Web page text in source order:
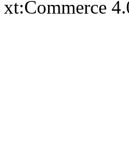
xt:Commerce